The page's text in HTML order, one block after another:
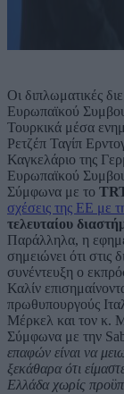
Oι διπλωματικές
Ευρωπαϊκού
Τουρκικά μέσα
Ρετζέπ Ταγίπ
Καγκελάριο της
Ευρωπαϊκού
Σύμφωνα με το
σχέσεις της ΕΕ με
τελευταίου
Παράλληλα, η
σημειώνει ότι στις
συνέντευξη ο
Καλίν
πρωθυπουργούς
Μέρκελ και τον κ.
Σύμφωνα με την
επαφών είναι να
ξεκάθαρα ότι
Ελλάδα χωρίς